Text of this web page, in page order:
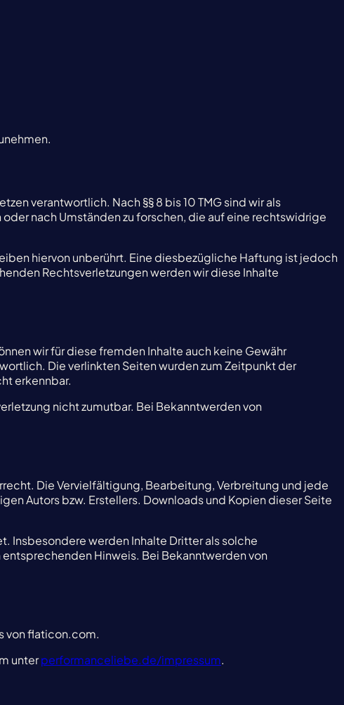
verantwortlich. Nach §§ 8 bis 10 TMG sind wir als
nach Umständen zu forschen, die auf eine rechtswidrige
hiervon unberührt. Eine diesbezügliche Haftung ist jedoch
Rechtsverletzungen werden wir diese Inhalte
wir für diese fremden Inhalte auch keine Gewähr
Die verlinkten Seiten wurden zum Zeitpunkt der
erkennbar.
nicht zumutbar. Bei Bekanntwerden von
Die Vervielfältigung, Bearbeitung, Verbreitung und jede
Autors bzw. Erstellers. Downloads und Kopien dieser Seite
Insbesondere werden Inhalte Dritter als solche
Hinweis. Bei Bekanntwerden von
von flaticon.com.
unterperformanceliebe.de/impressum.